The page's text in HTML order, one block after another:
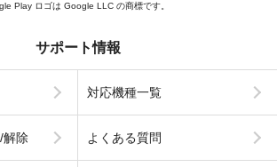
Play ロゴは Google LLC の商標です。
サポート情報
対応機種一覧
解除 よくある質問